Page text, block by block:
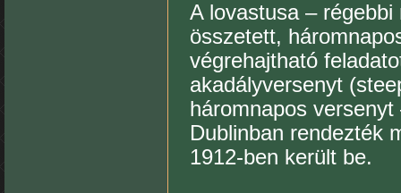
A lovastusa –
összetett,
végrehajtható
akadályversenyt
háromnapos
Dublinban rendezték
1912-ben került be.